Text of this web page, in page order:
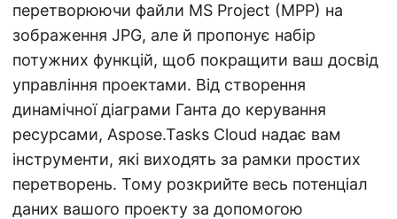
перетворюючи файли MS Project (MPP) на
зображення JPG, але й пропонує набір
потужних функцій, щоб покращити ваш досвід
управління проектами. Від створення
динамічної діаграми Ганта до керування
ресурсами, Aspose.Tasks Cloud надає вам
інструменти, які виходять за рамки простих
перетворень. Тому розкрийте весь потенціал
даних вашого проекту за допомогою